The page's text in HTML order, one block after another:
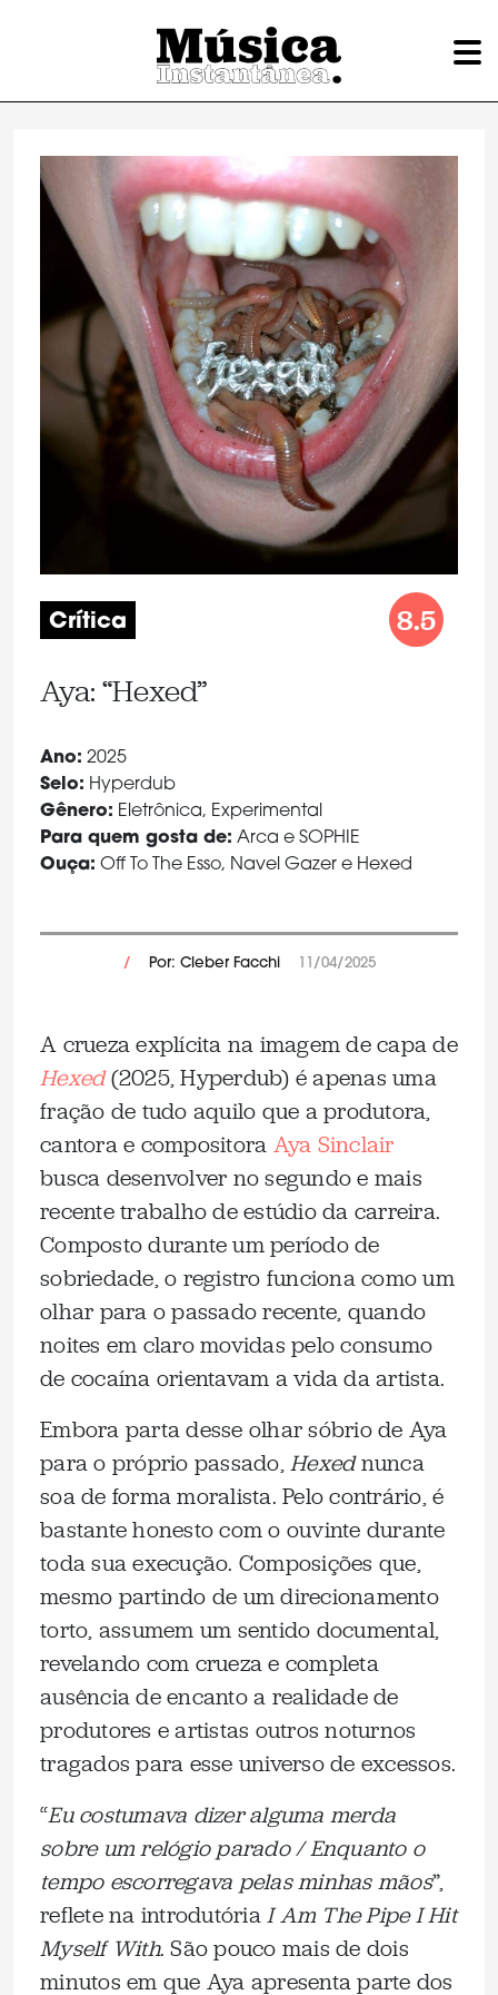
Crítica 8.5
Aya: “Hexed”
Ano: 2025
Selo: Hyperdub
Gênero: Eletrônica, Experimental
Para quem gosta de: Arca e SOPHIE
Ouça: Off To The Esso, Navel Gazer e Hexed
/ Por: Cleber Facchi 11/04/2025
A crueza explícita na imagem de capa de
Hexed(2025, Hyperdub) é apenas uma
fração de tudo aquilo que a produtora,
cantora e compositora Aya Sinclair
busca desenvolver no segundo e mais
recente trabalho de estúdio da carreira.
Composto durante um período de
sobriedade, o registro funciona como um
olhar para o passado recente, quando
noites em claro movidas pelo consumo
de cocaína orientavam a vida da artista.
Embora parta desse olhar sóbrio de Aya
para o próprio passado,Hexednunca
soa de forma moralista. Pelo contrário, é
bastante honesto com o ouvinte durante
toda sua execução. Composições que,
mesmo partindo de um direcionamento
torto, assumem um sentido documental,
revelando com crueza e completa
ausência de encanto a realidade de
produtores e artistas outros noturnos
tragados para esse universo de excessos.
“Eu costumava dizer alguma merda
sobre um relógio parado / Enquanto o
tempo escorregava pelas minhas mãos”,
reflete na introdutóriaI Am The Pipe I Hit
Myself With. São pouco mais de dois
minutos em que Aya apresenta parte dos